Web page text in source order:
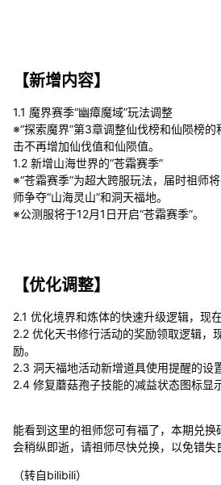
【新增内容】
1.1 魔界赛季“幽瘴魔域”玩法调整
※“探索魔界”第3章调整仙伐榜和仙陨榜
击不再增加仙伐值和仙陨值。
1.2 新增山海世界的“苍霜赛季”
※“苍霜赛季”为超大跨服玩法，届时祖师
师争夺“山海灵山”和洞天福地。
※公测服将于12月1日开启“苍霜赛季”。
【优化调整】
2.1 优化境界和炼体的快速升级逻辑，现
2.2 优化天书修行活动的奖励领取逻辑，
励。
2.3 洞天福地活动新增道具使用提醒的设置
2.4 修复蘑菇孢子技能的减益状态图标显
能看到这里的祖师您可有福了，本期兑
会稍纵即逝，请祖师尽快兑换，以免错失
（转自bilibili）